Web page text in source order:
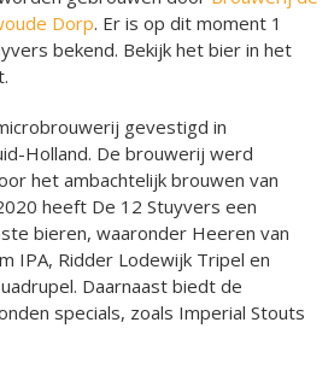
Dorp. Er is op dit moment 1
bekend. Bekijk het bier in het
gevestigd in
Holland. De brouwerij werd
het ambachtelijk brouwen van
heeft De 12 Stuyvers een
bieren, waaronder Heeren van
IPA, Ridder Lodewijk Tripel en
Daarnaast biedt de
specials, zoals Imperial Stouts